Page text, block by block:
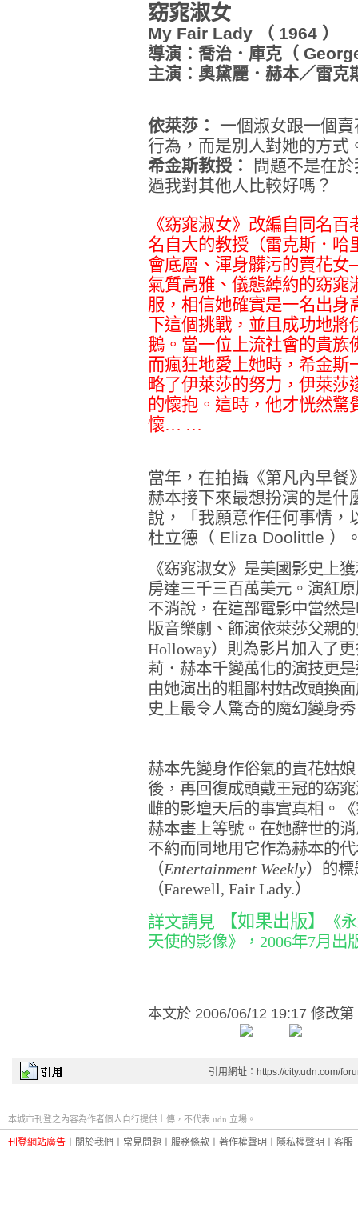
窈窕淑女
My Fair Lady （ 1964 ）
導演：喬治．庫克（
主演：奧黛麗．赫本／雷
依萊莎：
一個淑女跟一個
行為，而是別人對她的方式
希金斯教授：
問題不是在
過我對其他人比較好嗎？
《窈窕淑女》改編自同名
名自大的教授（雷克斯．哈
會底層、渾身髒污的賣花
氣質高雅、儀態綽約的窈窕
服，相信她確實是一名出身
下這個挑戰，並且成功地將
鵝。當一位上流社會的貴族
而瘋狂地愛上她時，希金
略了伊萊莎的努力，伊萊莎
的懷抱。這時，他才恍然驚
懷… …
當年，在拍攝《第凡內早餐
赫本接下來最想扮演的是什
說，「我願意作任何事情，
杜立德（ Eliza Doolittle ）
《窈窕淑女》是美國影史上
房達三千三百萬美元。演紅
不消說，在這部電影中當然
版音樂劇、飾演依萊莎父親
Holloway）則為影片加入了
莉．赫本千變萬化的演技更
由她演出的粗鄙村姑改頭換
史上最令人驚奇的魔幻變身
赫本先變身作俗氣的賣花姑
後，再回復成頭戴王冠的窈
雌的影壇天后的事實真相。
赫本畫上等號。在她辭世的
不約而同地用它作為赫本的
（Entertainment Weekly）的
（Farewell, Fair Lady.）
詳文請見 【如果出版】
《
天使的影像》，2006年7月出
本文於 2006/06/12 19:17 修改第
引用網址：https://city.udn.com/
本城市刊登之內容為作者個人自行提供上傳，不代表 udn 立場。
刊登網站廣告 關於我們 常見問題 服務條款 著作權聲明 隱私權聲明 客服